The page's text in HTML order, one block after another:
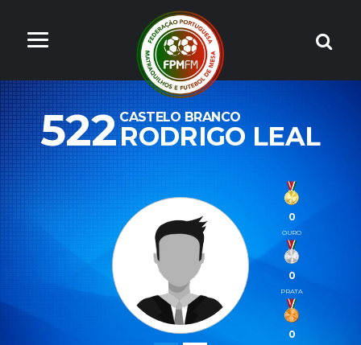
522 CASTELO BRANCO
RODRIGO LEAL
0
OURO
0
PRATA
0